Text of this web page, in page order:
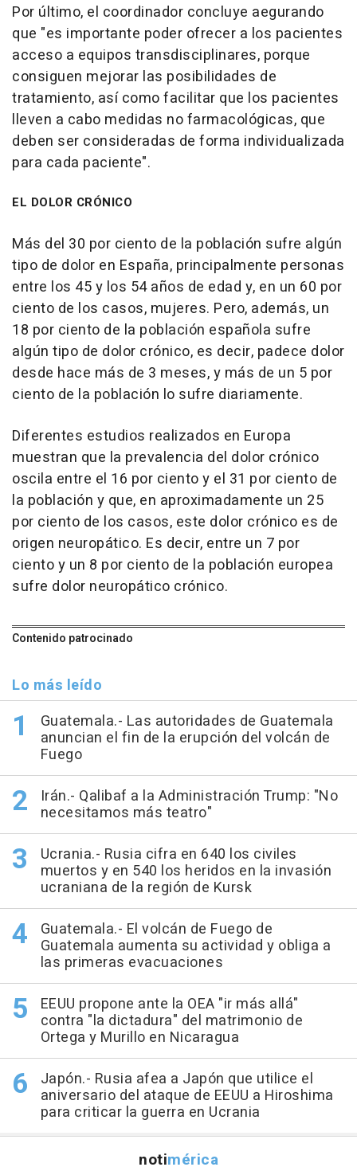
Por último, el coordinador concluye aegurando
que "es importante poder ofrecer a los pacientes
acceso a equipos transdisciplinares, porque
consiguen mejorar las posibilidades de
tratamiento, así como facilitar que los pacientes
lleven a cabo medidas no farmacológicas, que
deben ser consideradas de forma individualizada
para cada paciente".
EL DOLOR CRÓNICO
Más del 30 por ciento de la población sufre algún
tipo de dolor en España, principalmente personas
entre los 45 y los 54 años de edad y, en un 60 por
ciento de los casos, mujeres. Pero, además, un
18 por ciento de la población española sufre
algún tipo de dolor crónico, es decir, padece dolor
desde hace más de 3 meses, y más de un 5 por
ciento de la población lo sufre diariamente.
Diferentes estudios realizados en Europa
muestran que la prevalencia del dolor crónico
oscila entre el 16 por ciento y el 31 por ciento de
la población y que, en aproximadamente un 25
por ciento de los casos, este dolor crónico es de
origen neuropático. Es decir, entre un 7 por
ciento y un 8 por ciento de la población europea
sufre dolor neuropático crónico.
Contenido patrocinado
Lo más leído
Guatemala.- Las autoridades de Guatemala
anuncian el fin de la erupción del volcán de
Fuego
Irán.- Qalibaf a la Administración Trump: "No
necesitamos más teatro"
Ucrania.- Rusia cifra en 640 los civiles
muertos y en 540 los heridos en la invasión
ucraniana de la región de Kursk
Guatemala.- El volcán de Fuego de
Guatemala aumenta su actividad y obliga a
las primeras evacuaciones
EEUU propone ante la OEA "ir más allá"
contra "la dictadura" del matrimonio de
Ortega y Murillo en Nicaragua
Japón.- Rusia afea a Japón que utilice el
aniversario del ataque de EEUU a Hiroshima
para criticar la guerra en Ucrania
notimérica